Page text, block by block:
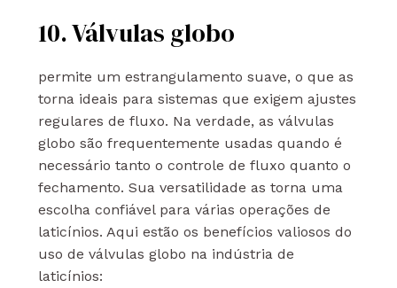
10. Válvulas globo
permite um estrangulamento suave, o que as
torna ideais para sistemas que exigem ajustes
regulares de fluxo. Na verdade, as válvulas
globo são frequentemente usadas quando é
necessário tanto o controle de fluxo quanto o
fechamento. Sua versatilidade as torna uma
escolha confiável para várias operações de
laticínios. Aqui estão os benefícios valiosos do
uso de válvulas globo na indústria de
laticínios: